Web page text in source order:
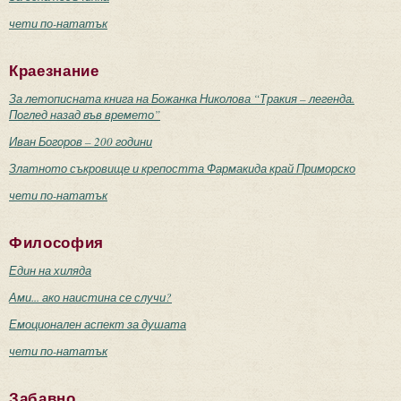
чети по-нататък
Краезнание
За летописната книга на Божанка Николова “Тракия – легенда.
Поглед назад във времето”
Иван Богоров – 200 години
Златното съкровище и крепостта Фармакида край Приморско
чети по-нататък
Философия
Един на хиляда
Ами... ако наистина се случи?
Емоционален аспект за душата
чети по-нататък